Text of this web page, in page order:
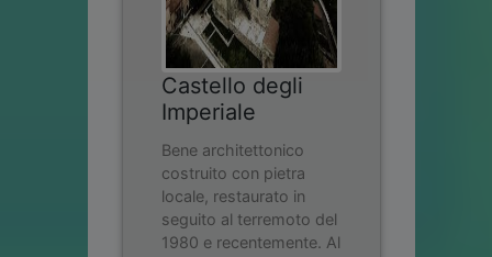
Castello degli
Imperiale
Bene architettonico
costruito con pietra
locale, restaurato in
seguito al terremoto del
1980 e recentemente. Al